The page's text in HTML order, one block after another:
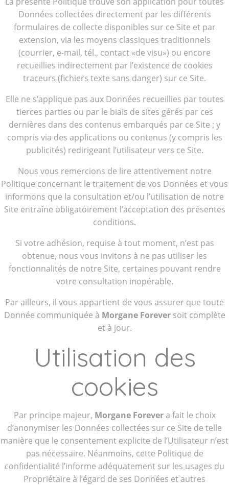
Données collectées directement par les différents
formulaires de collecte disponibles sur ce Site et par
extension, via les moyens classiques traditionnels
(courrier, e-mail, tél., contact «de visu») ou encore
recueillies indirectement par l’existence de cookies
traceurs (fichiers texte sans danger) sur ce Site.
Elle ne s’applique pas aux Données recueillies par toutes
tierces parties ou par le biais de sites gérés par ces
dernières dans des contenus embarqués par ce Site ; y
compris via des applications ou contenus (y compris les
publicités) redirigeant l’utilisateur vers ce Site.
Nous vous remercions de lire attentivement notre
Politique concernant le traitement de vos Données et vous
informons que la consultation et/ou l’utilisation de notre
Site entraîne obligatoirement l’acceptation des présentes
conditions.
Si votre adhésion, requise à tout moment, n’est pas
obtenue, nous vous invitons à ne pas utiliser les
fonctionnalités de notre Site, certaines pouvant rendre
votre consultation inopérable.
Par ailleurs, il vous appartient de vous assurer que toute
Donnée communiquée à Morgane Forever soit complète
et à jour.
Utilisation des
cookies
Par principe majeur, Morgane Forevera fait le choix
d’anonymiser les Données collectées sur ce Site de telle
manière que le consentement explicite de l’Utilisateur n’est
pas nécessaire. Néanmoins, cette Politique de
confidentialité l’informe adéquatement sur les usages du
Propriétaire à l’égard de ses Données et autres